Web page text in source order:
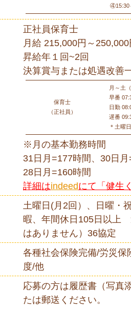
④15:30
正社員保育士
月給 215,000円～250,000
昇給年１回~2回
決算賞与または処遇改善
保育士
（正社員）
月～土
早番
日勤
遅番
＊土曜
※月の基本勤務時間
31日月=177時間、30日
28日月=160時間
詳細はindeedにて「健生
土曜日(月2回）、日曜・
暇、年間休日105日以上
はありません）36協定
各種社会保険完備/労災
度/他
応募の方は履歴書（写真
たは郵送ください。